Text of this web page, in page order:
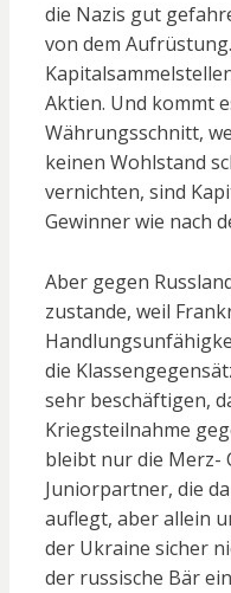
die Nazis gut
von dem
Aktien. Und kommt
Währungsschnitt,
keinen Wohlstand
vernichten, sind
Gewinner wie nach
Aber gegen
zustande, weil
die
sehr beschäftigen,
Kriegsteilnahme
bleibt nur die Merz-
Juniorpartner, die
auflegt, aber allein
der Ukraine sicher
der russische Bär